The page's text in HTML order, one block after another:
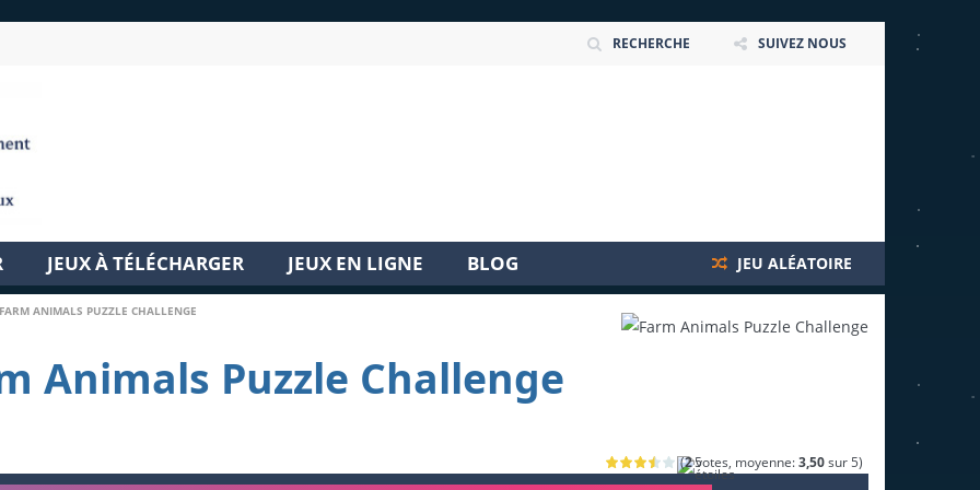
RECHERCHE SUIVEZ NOUS
JEUX À TÉLÉCHARGER JEUX EN LIGNE BLOG JEU ALÉATOIRE
FARM ANIMALS PUZZLE CHALLENGE
Animals Puzzle Challenge
(2votes, moyenne:3,50sur 5)